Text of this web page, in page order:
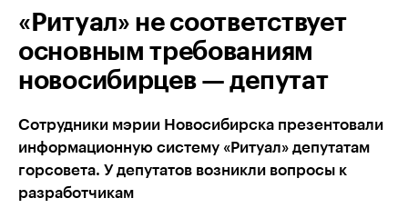
«Ритуал» не соответствует
основным требованиям
новосибирцев — депутат
Сотрудники мэрии Новосибирска презентовали
информационную систему «Ритуал» депутатам
горсовета. У депутатов возникли вопросы к
разработчикам